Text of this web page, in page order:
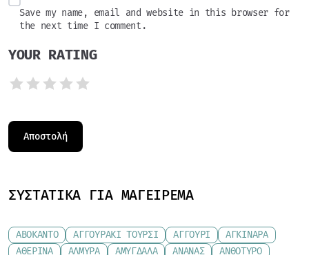
Save my name, email and website in this browser for
the next time I comment.
YOUR RATING
ΣΥΣΤΑΤΙΚΆ ΓΙΑ ΜΑΓΕΊΡΕΜΑ
ΑΒΟΚΆΝΤΟ ΑΓΓΟΥΡΆΚΙ ΤΟΥΡΣΊ ΑΓΓΟΎΡΙ
ΑΓΚΙΝΆΡΑ
ΑΘΕΡΊΝΑ
ΑΛΜΎΡΑ ΑΜΎΓΔΑΛΑ ΑΝΑΝΆΣ
ΑΝΘΌΤΥΡΟ